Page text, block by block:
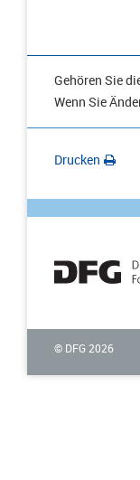
Gehören Sie
Wenn Sie
Drucken
© DFG 2026